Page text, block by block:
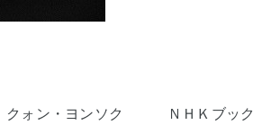
ォン・ヨンソク ＮＨＫブック